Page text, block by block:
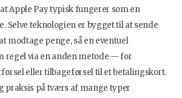
Apple Pay typisk fungerer som en
Selve teknologien er bygget til at sende
modtage penge, så en eventuel
regel via en anden metode — for
eller tilbageførsel til et betalingskort.
praksis på tværs af mange typer